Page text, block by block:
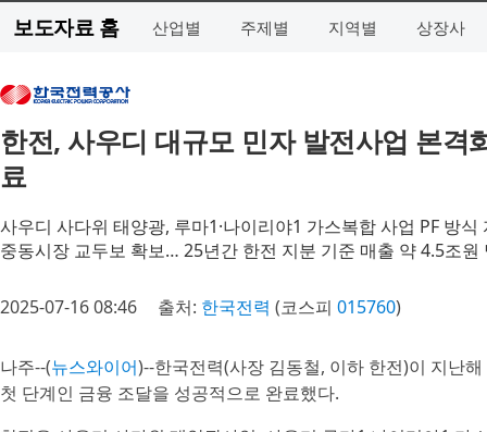
보도자료 홈 산업별 주제별 지역별 상장사
한전, 사우디 대규모 민자 발전사업 본
료
사우디 사다위 태양광, 루마1·나이리야1 가스복합 사업 PF 방식
중동시장 교두보 확보… 25년간 한전 지분 기준 매출 약 4.5조원
2025-07-16 08:46 출처: 한국전력 (코스피 015760)
나주--(뉴스와이어)--한국전력(사장 김동철, 이하 한전)이 지난
첫 단계인 금융 조달을 성공적으로 완료했다.